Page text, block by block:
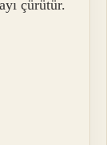
çürütür.